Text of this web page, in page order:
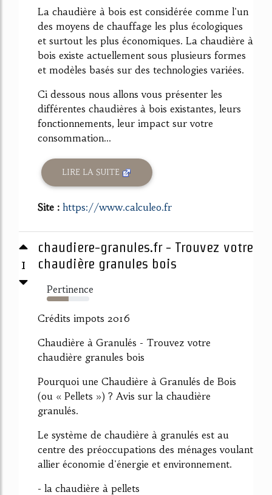
La chaudière à bois est considérée comme l'un
des moyens de chauffage les plus écologiques
et surtout les plus économiques. La chaudière à
bois existe actuellement sous plusieurs formes
et modèles basés sur des technologies variées.
Ci dessous nous allons vous présenter les
différentes chaudières à bois existantes, leurs
fonctionnements, leur impact sur votre
consommation...
LIRE LA SUITE
Site : https://www.calculeo.fr
1
chaudiere-granules.fr - Trouvez votre
chaudière granules bois
Pertinence
51%
Crédits impots 2016
Chaudière à Granulés - Trouvez votre
chaudière granules bois
Pourquoi une Chaudière à Granulés de Bois
(ou « Pellets ») ? Avis sur la chaudière
granulés.
Le système de chaudière à granulés est au
centre des préoccupations des ménages voulant
allier économie d'énergie et environnement.
- la chaudière à pellets